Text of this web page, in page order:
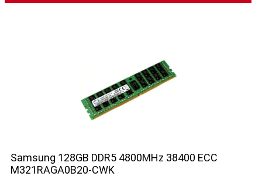
Samsung 128GB DDR5 4800MHz 38400 ECC
M321RAGA0B20-CWK